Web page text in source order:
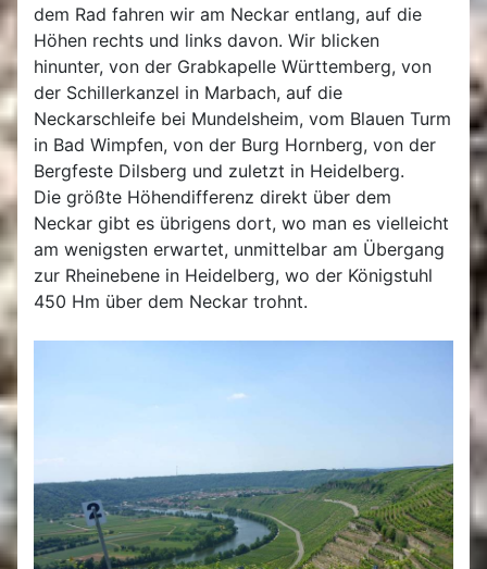
dem Rad fahren wir am Neckar entlang, auf die
Höhen rechts und links davon. Wir blicken
hinunter, von der Grabkapelle Württemberg, von
der Schillerkanzel in Marbach, auf die
Neckarschleife bei Mundelsheim, vom Blauen Turm
in Bad Wimpfen, von der Burg Hornberg, von der
Bergfeste Dilsberg und zuletzt in Heidelberg.
Die größte Höhendifferenz direkt über dem
Neckar gibt es übrigens dort, wo man es vielleicht
am wenigsten erwartet, unmittelbar am Übergang
zur Rheinebene in Heidelberg, wo der Königstuhl
450 Hm über dem Neckar trohnt.